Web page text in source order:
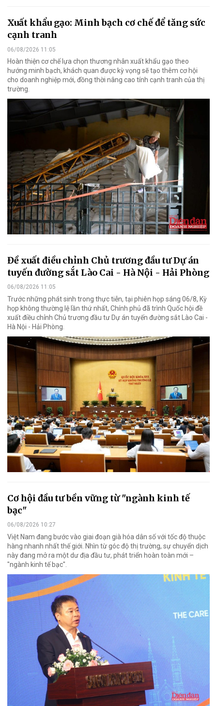
Xuất khẩu gạo: Minh bạch cơ chế để tăng sức
cạnh tranh
06/08/2026 11:05
Hoàn thiện cơ chế lựa chọn thương nhân xuất khẩu gạo theo
hướng minh bạch, khách quan được kỳ vọng sẽ tạo thêm cơ hội
cho doanh nghiệp mới, đồng thời nâng cao tính cạnh tranh của thị
trường.
Đề xuất điều chỉnh Chủ trương đầu tư Dự án
tuyến đường sắt Lào Cai - Hà Nội - Hải Phòng
06/08/2026 11:05
Trước những phát sinh trong thực tiễn, tại phiên họp sáng 06/8, Kỳ
họp không thường lệ lần thứ nhất, Chính phủ đã trình Quốc hội đề
xuất điều chỉnh Chủ trương đầu tư Dự án tuyến đường sắt Lào Cai -
Hà Nội - Hải Phòng.
Cơ hội đầu tư bền vững từ "ngành kinh tế
bạc"
06/08/2026 10:27
Việt Nam đang bước vào giai đoạn già hóa dân số với tốc độ thuộc
hàng nhanh nhất thế giới. Nhìn từ góc độ thị trường, sự chuyển dịch
này đang mở ra một dư địa đầu tư, phát triển hoàn toàn mới –
"ngành kinh tế bạc".